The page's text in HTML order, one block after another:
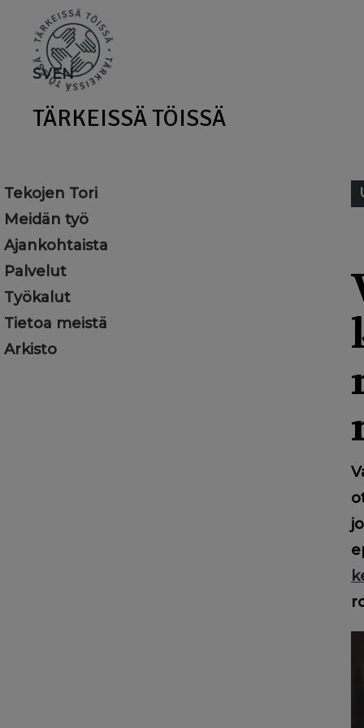
main
content
SVEN
TÄRKEISSÄ TÖISSÄ
Tekojen Tori
Meidän työ
Ajankohtaista
Palvelut
Työkalut
Tietoa meistä
Arkisto